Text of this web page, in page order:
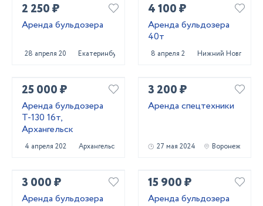
2 250 ₽
Аренда бульдозера
28 апреля 2025 Екатеринбург
4 100 ₽
Аренда бульдозера
40т
8 апреля 2025 Нижний Новгород
25 000 ₽
Аренда бульдозера
Т-130 16т,
Архангельск
4 апреля 2025 Архангельск
3 200 ₽
Аренда спецтехники
27 мая 2024 Воронеж
3 000 ₽
Аренда бульдозера
15 900 ₽
Аренда бульдозера